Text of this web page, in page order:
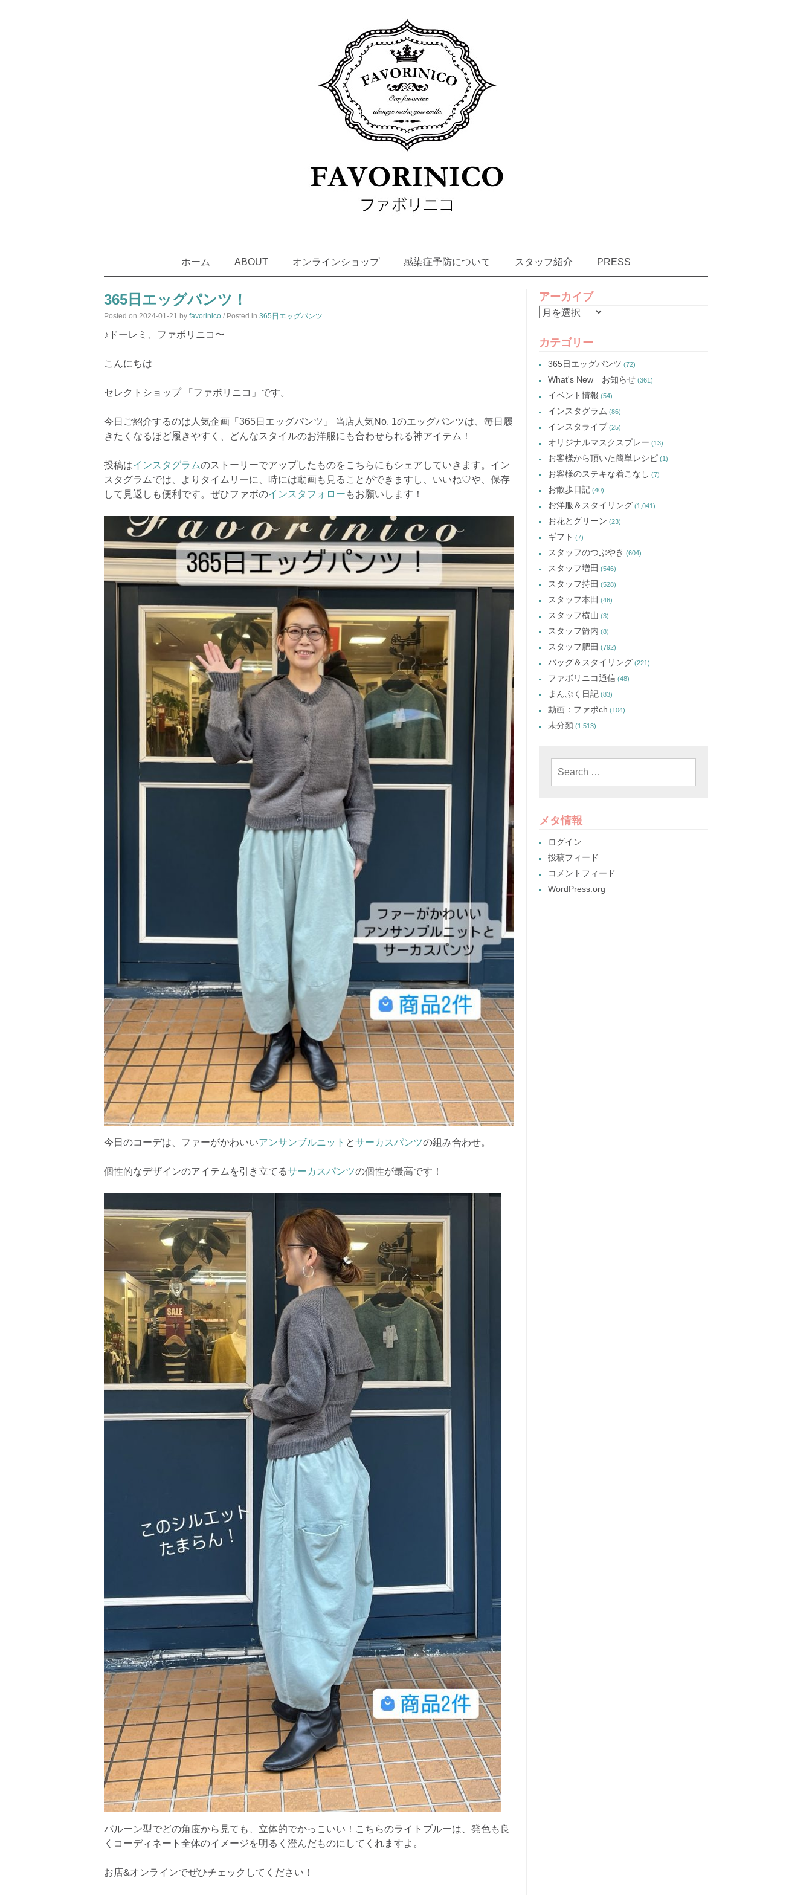
SKIP
TO
ホーム ABOUT オンラインショップ 感染症予防について スタッフ紹介 PRESS
365日エッグパンツ！
Posted on 2024-01-21 by favorinico / Posted in 365日エッグパンツ
♪ドーレミ、ファボリニコ〜
こんにちは
セレクトショップ 「ファボリニコ」です。
今日ご紹介するのは人気企画「365日エッグパンツ」 当店人気No. 1のエッグパンツは、毎日履
きたくなるほど履きやすく、どんなスタイルのお洋服にも合わせられる神アイテム！
投稿はインスタグラムのストーリーでアップしたものをこちらにもシェアしていきます。イン
スタグラムでは、よりタイムリーに、時には動画も見ることができますし、いいね♡や、保存
して見返しも便利です。ぜひファボのインスタフォロー もお願いします！
今日のコーデは、ファーがかわいいアンサンブルニット とサーカスパンツの組み合わせ。
個性的なデザインのアイテムを引き立てるサーカスパンツの個性が最高です！
バルーン型でどの角度から見ても、立体的でかっこいい！こちらのライトブルーは、発色も良
くコーディネート全体のイメージを明るく澄んだものにしてくれますよ。
お店&オンラインでぜひチェックしてください！
アーカイブ
ア
カ
カテゴリー
365日エッグパンツ (72)
What's New お知らせ (361)
イベント情報 (54)
インスタグラム (86)
インスタライブ (25)
オリジナルマスクスプレー (13)
お客様から頂いた簡単レシピ (1)
お客様のステキな着こなし (7)
お散歩日記 (40)
お洋服＆スタイリング (1,041)
お花とグリーン (23)
ギフト (7)
スタッフのつぶやき (604)
スタッフ増田 (546)
スタッフ持田 (528)
スタッフ本田 (46)
スタッフ横山 (3)
スタッフ箭内 (8)
スタッフ肥田 (792)
バッグ＆スタイリング (221)
ファボリニコ通信 (48)
まんぷく日記 (83)
動画：ファボch (104)
未分類 (1,513)
メタ情報
ログイン
投稿フィード
コメントフィード
WordPress.org